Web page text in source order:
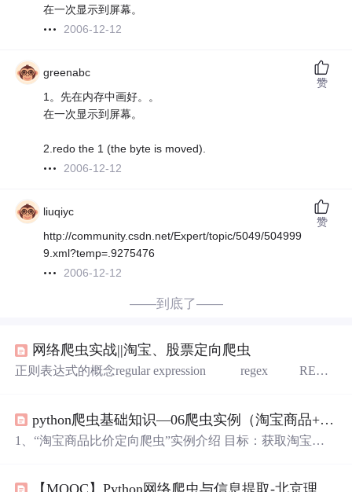
在一次显示到屏幕。
2006-12-12
greenabc
1。先在内存中画好。。
在一次显示到屏幕。
2.redo the 1 (the byte is moved).
2006-12-12
赞
liuqiyc
http://community.csdn.net/Expert/topic/5049/504999
9.xml?temp=.9275476
2006-12-12
赞
——到底了——
网络爬虫实战||淘宝、股票定向爬虫
正则表达式的概念regular expression regex RE正
则表达式]包含&lt;转义符&gt;时，使用raw string&gt;&gt;&g
t; import re &gt;&gt;&gt; match=re.search(r'[1-9]\d{...
python爬虫基础知识—06爬虫实例（淘宝商品+股票数据）
1、“淘宝商品比价定向爬虫”实例介绍 目标：获取淘宝搜